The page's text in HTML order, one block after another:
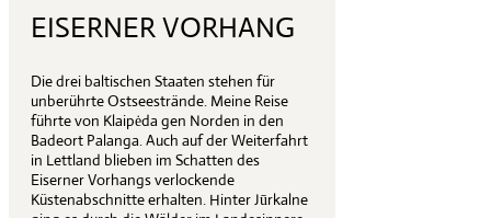
EISERNER VORHANG
Die drei baltischen Staaten stehen für
unberührte Ostseestrände. Meine Reise
führte von Klaipėda gen Norden in den
Badeort Palanga. Auch auf der Weiterfahrt
in Lettland blieben im Schatten des
Eiserner Vorhangs verlockende
Küstenabschnitte erhalten. Hinter Jūrkalne